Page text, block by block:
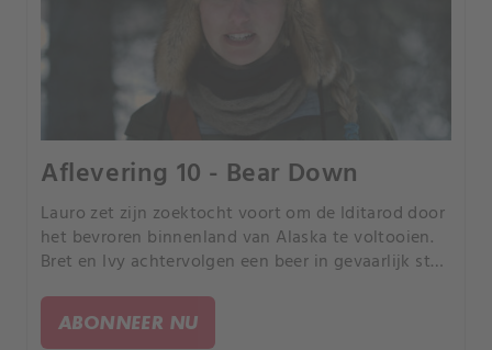
Aflevering 10 - Bear Down
Lauro zet zijn zoektocht voort om de Iditarod door
het bevroren binnenland van Alaska te voltooien.
Bret en Ivy achtervolgen een beer in gevaarlijk steil
ABONNEER NU